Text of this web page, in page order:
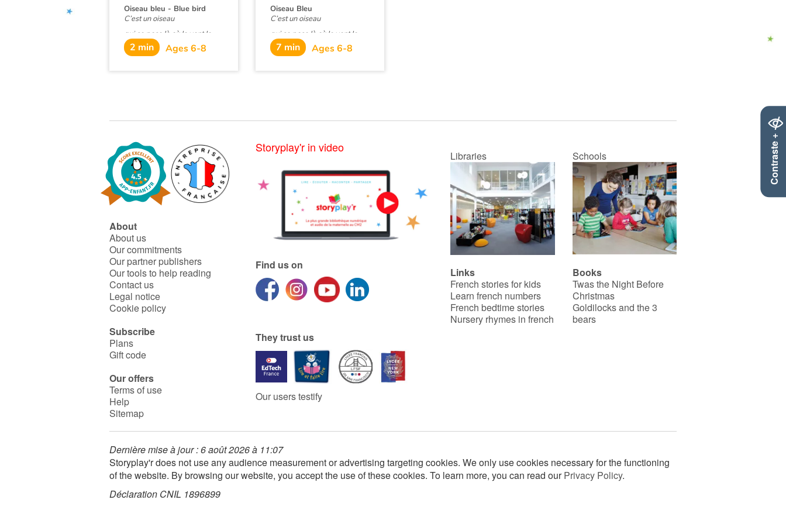
Contraste +
Oiseau bleu - Blue bird
C’est un oiseau
qui se pose là où le vent le
mène.
Échappé d’une main,
2 min Ages 6-8
Oiseau Bleu
C’est un oiseau
qui se pose là où le vent le
mène.
Échappé d’une main,
7 min Ages 6-8
About
About us
Our commitments
Our partner publishers
Our tools to help reading
Contact us
Legal notice
Cookie policy
Subscribe
Plans
Gift code
Our offers
Terms of use
Help
Sitemap
Storyplay'r in video
Find us on
They trust us
Our users testify
Libraries Schools
Links
French stories for kids
Learn french numbers
French bedtime stories
Nursery rhymes in french
Books
Twas the Night Before
Christmas
Goldilocks and the 3
bears
Dernière mise à jour : 6 août 2026 à 11:07
Storyplay'r does not use any audience measurement or advertising targeting cookies. We only use cookies necessary for the functioning
of the website. By browsing our website, you accept the use of these cookies. To learn more, you can read ourPrivacy Policy.
Déclaration CNIL 1896899